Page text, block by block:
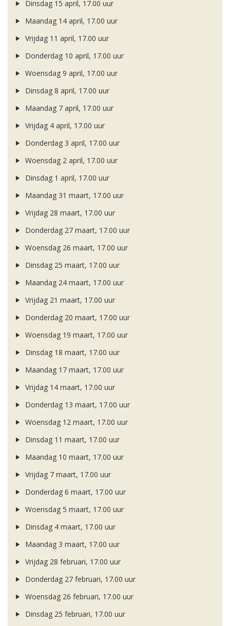
Dinsdag 15 april, 17.00 uur
Maandag 14 april, 17.00 uur
Vrijdag 11 april, 17.00 uur
Donderdag 10 april, 17.00 uur
Woensdag 9 april, 17.00 uur
Dinsdag 8 april, 17.00 uur
Maandag 7 april, 17.00 uur
Vrijdag 4 april, 17.00 uur
Donderdag 3 april, 17.00 uur
Woensdag 2 april, 17.00 uur
Dinsdag 1 april, 17.00 uur
Maandag 31 maart, 17.00 uur
Vrijdag 28 maart, 17.00 uur
Donderdag 27 maart, 17.00 uur
Woensdag 26 maart, 17.00 uur
Dinsdag 25 maart, 17.00 uur
Maandag 24 maart, 17.00 uur
Vrijdag 21 maart, 17.00 uur
Donderdag 20 maart, 17.00 uur
Woensdag 19 maart, 17.00 uur
Dinsdag 18 maart, 17.00 uur
Maandag 17 maart, 17.00 uur
Vrijdag 14 maart, 17.00 uur
Donderdag 13 maart, 17.00 uur
Woensdag 12 maart, 17.00 uur
Dinsdag 11 maart, 17.00 uur
Maandag 10 maart, 17.00 uur
Vrijdag 7 maart, 17.00 uur
Donderdag 6 maart, 17.00 uur
Woensdag 5 maart, 17.00 uur
Dinsdag 4 maart, 17.00 uur
Maandag 3 maart, 17.00 uur
Vrijdag 28 februari, 17.00 uur
Donderdag 27 februari, 17.00 uur
Woensdag 26 februari, 17.00 uur
Dinsdag 25 februari, 17.00 uur